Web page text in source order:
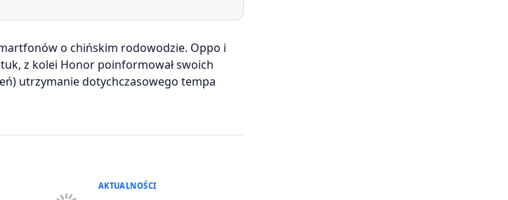
o chińskim rodowodzie. Oppo i
z kolei Honor poinformował swoich
utrzymanie dotychczasowego tempa
AKTUALNOŚCI